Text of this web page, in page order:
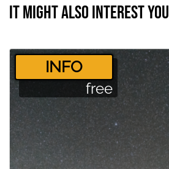
It might also interest
­INFO
free